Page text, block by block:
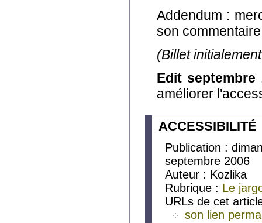
Addendum :
son
(Billet
Edit septembre
améliorer
ACCESSIBILITÉ
Publication :
septembre 2006
Auteur : Kozlika
Rubrique : Le
URLs de cet
son lien